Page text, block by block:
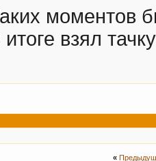
моментов
итоге взял
«